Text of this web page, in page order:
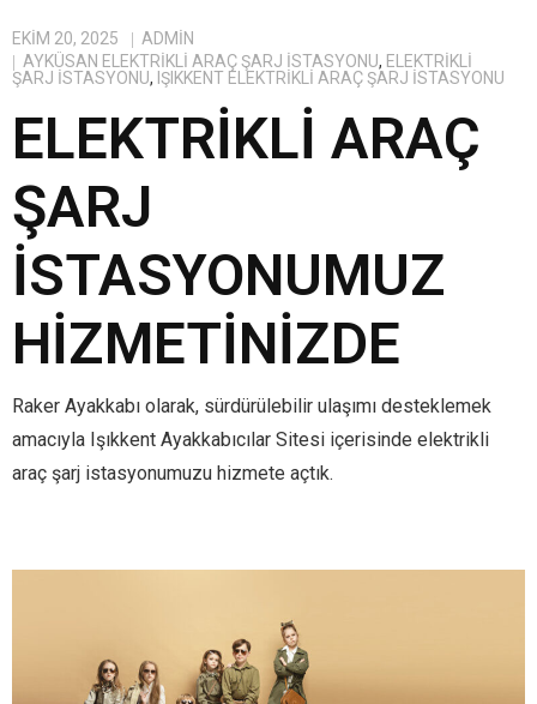
EKIM 20, 2025
ADMIN
AYKÜSAN ELEKTRIKLI ARAÇ ŞARJ İSTASYONU, ELEKTRIKLI
ŞARJ İSTASYONU, IŞIKKENT ELEKTRIKLI ARAÇ ŞARJ İSTASYONU
ELEKTRIKLI ARAÇ
ŞARJ
İSTASYONUMUZ
HIZMETINIZDE
Raker Ayakkabı olarak, sürdürülebilir ulaşımı desteklemek
amacıyla Işıkkent Ayakkabıcılar Sitesi içerisinde elektrikli
araç şarj istasyonumuzu hizmete açtık.